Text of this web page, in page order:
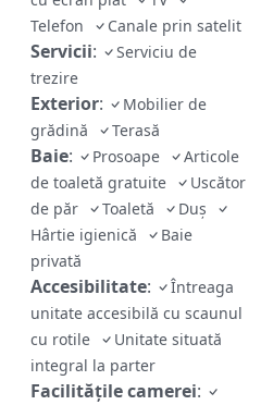
Telefon
Canale prin satelit
Servicii:
Serviciu de
trezire
Exterior:
Mobilier de
grădină
Terasă
Baie: Prosoape
Articole
de toaletă gratuite
Uscător
de păr
Toaletă
Duş
Hârtie igienică
Baie
privată
Accesibilitate:
Întreaga
unitate accesibilă cu scaunul
cu rotile
Unitate situată
integral la parter
Facilităţile camerei: